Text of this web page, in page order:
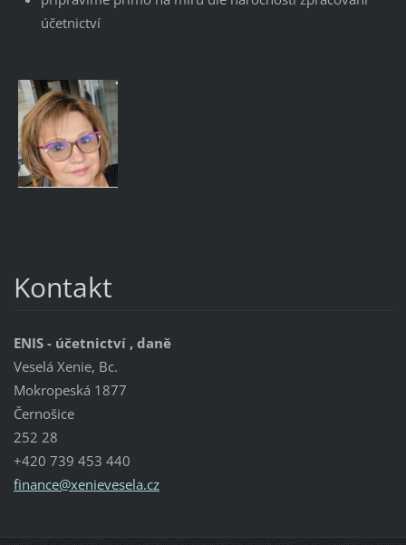
účetnictví
Kontakt
ENIS - účetnictví , daně
Veselá Xenie, Bc.
Mokropeská 1877
Černošice
252 28
+420 739 453 440
finance@xenievesela.cz